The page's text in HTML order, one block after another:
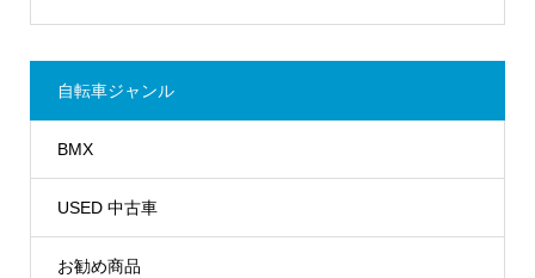
自転車ジャンル
BMX
USED 中古車
お勧め商品